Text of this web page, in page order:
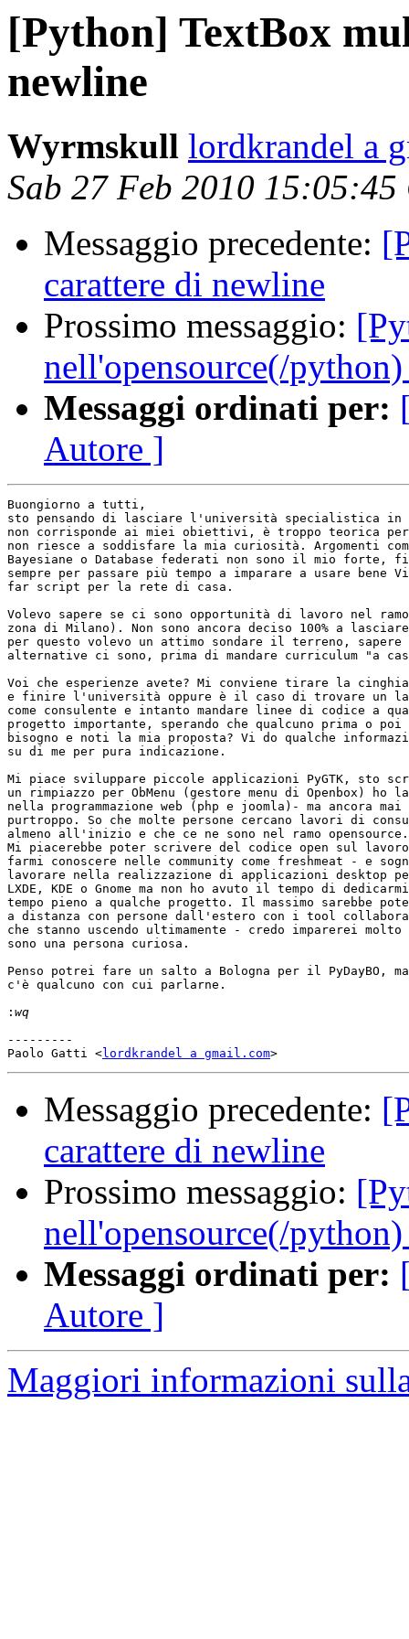
[Python] TextBox
newline
Wyrmskull lordkrandel a
Sab 27 Feb 2010 15:05:45
Messaggio precedente:
carattere di newline
Prossimo messaggio:
nell'opensource(/python)
Messaggi ordinati per:
Autore ]
Buongiorno a tutti,
sto pensando di lasciare l'università specialistica in
non corrisponde ai miei obiettivi, è troppo teorica per
non riesce a soddisfare la mia curiosità. Argomenti
Bayesiane o Database federati non sono il mio forte,
sempre per passare più tempo a imparare a usare bene
far script per la rete di casa.
Volevo sapere se ci sono opportunità di lavoro nel
zona di Milano). Non sono ancora deciso 100% a
per questo volevo un attimo sondare il terreno, sapere
alternative ci sono, prima di mandare curriculum "a
Voi che esperienze avete? Mi conviene tirare la
e finire l'università oppure è il caso di trovare un
come consulente e intanto mandare linee di codice a
progetto importante, sperando che qualcuno prima o poi
bisogno e noti la mia proposta? Vi do qualche
su di me per pura indicazione.
Mi piace sviluppare piccole applicazioni PyGTK, sto
un rimpiazzo per ObMenu (gestore menu di Openbox) ho
nella programmazione web (php e joomla)- ma ancora mai
purtroppo. So che molte persone cercano lavori di
almeno all'inizio e che ce ne sono nel ramo opensource.
Mi piacerebbe poter scrivere del codice open sul
farmi conoscere nelle community come freshmeat - e
lavorare nella realizzazione di applicazioni desktop
LXDE, KDE o Gnome ma non ho avuto il tempo di
tempo pieno a qualche progetto. Il massimo sarebbe
a distanza con persone dall'estero con i tool
che stanno uscendo ultimamente - credo imparerei molto
sono una persona curiosa.
Penso potrei fare un salto a Bologna per il PyDayBO,
c'è qualcuno con cui parlarne.
:
---------
Paolo Gatti <lordkrandel a gmail.com
Messaggio precedente:
carattere di newline
Prossimo messaggio:
nell'opensource(/python)
Messaggi ordinati per:
Autore ]
Maggiori informazioni